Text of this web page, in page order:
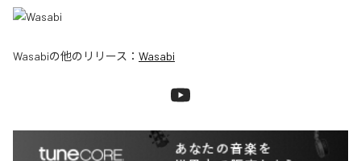
Wasabiの他のリリース： Wasabi